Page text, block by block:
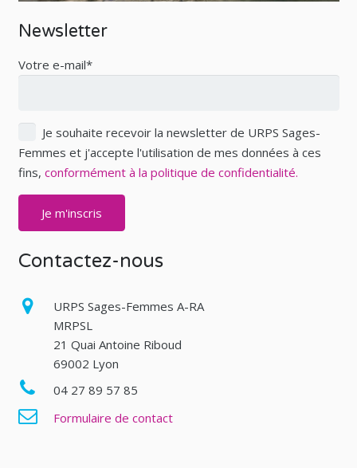
Newsletter
Votre e-mail*
Je souhaite recevoir la newsletter de URPS Sages-
Femmes et j'accepte l'utilisation de mes données à ces
fins, conformément à la politique de confidentialité.
Contactez-nous
URPS Sages-Femmes A-RA
MRPSL
21 Quai Antoine Riboud
69002 Lyon
04 27 89 57 85
Formulaire de contact